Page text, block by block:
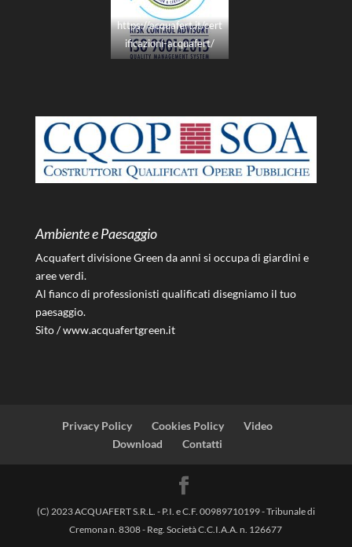
https://acquafert.it/cert
ificazioni-acquafert/
Ambiente e Paesaggio
Acquafert divisione Green da anni si occupa di giardini e
aree verdi.
Al fianco di professionisti qualificati disegniamo il tuo
paesaggio.
Sito /www.acquafertgreen.it
Privacy Policy Cookies Policy
Video
Download
Contatti
(C) 2023 ACQUAFERT S.R.L. - P.I. e C.F. 00989710199 - Tribunale di
Cremona n. 8308 - Reg. Società C.C.I.A.A. n. 126677